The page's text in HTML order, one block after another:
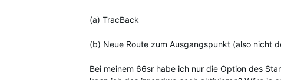
(a) TracBack
(b) Neue Route zum Ausgangspunkt (also nicht
Bei meinem 66sr habe ich nur die Option des